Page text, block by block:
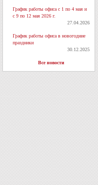
График работы офиса с 1 по 4 мая и
с 9 по 12 мая 2026 г.
27.04.2026
График работы офиса в новогодние
праздники
30.12.2025
Все новости